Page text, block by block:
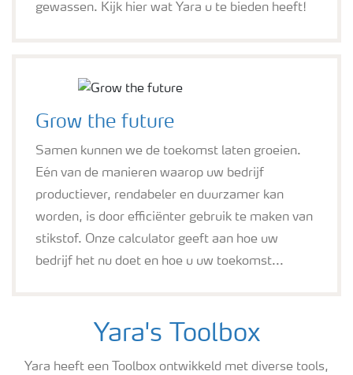
gewassen. Kijk hier wat Yara u te bieden heeft!
Grow the future
Samen kunnen we de toekomst laten groeien.
Eén van de manieren waarop uw bedrijf
productiever, rendabeler en duurzamer kan
worden, is door efficiënter gebruik te maken van
stikstof. Onze calculator geeft aan hoe uw
bedrijf het nu doet en hoe u uw toekomst...
Yara's Toolbox
Yara heeft een Toolbox ontwikkeld met diverse tools,